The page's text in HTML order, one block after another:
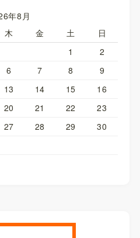
年8月
木 金 土
日
1
2
6 7 8
9
13 14 15
16
20 21 22
23
27 28 29
30